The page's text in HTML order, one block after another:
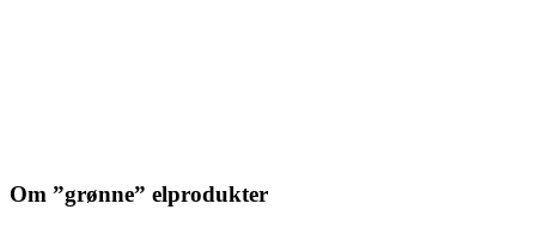
Om ”grønne” elprodukter